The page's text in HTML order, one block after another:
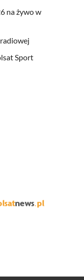
na żywo w
Sport